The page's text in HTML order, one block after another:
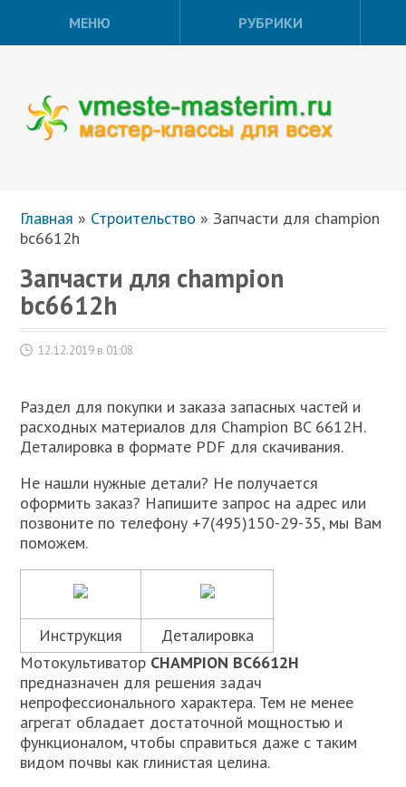
МЕНЮ РУБРИКИ
Главная » Строительство » Запчасти для champion
bc6612h
Запчасти для champion
bc6612h
12.12.2019 в 01:08
Раздел для покупки и заказа запасных частей и
расходных материалов для Champion ВC 6612H.
Деталировка в формате PDF для скачивания.
Не нашли нужные детали? Не получается
оформить заказ? Напишите запрос на адрес или
позвоните по телефону +7(495)150-29-35, мы Вам
поможем.
Инструкция
Деталировка
Мотокультиватор CHAMPION BC6612H
предназначен для решения задач
непрофессионального характера. Тем не менее
агрегат обладает достаточной мощностью и
функционалом, чтобы справиться даже с таким
видом почвы как глинистая целина.